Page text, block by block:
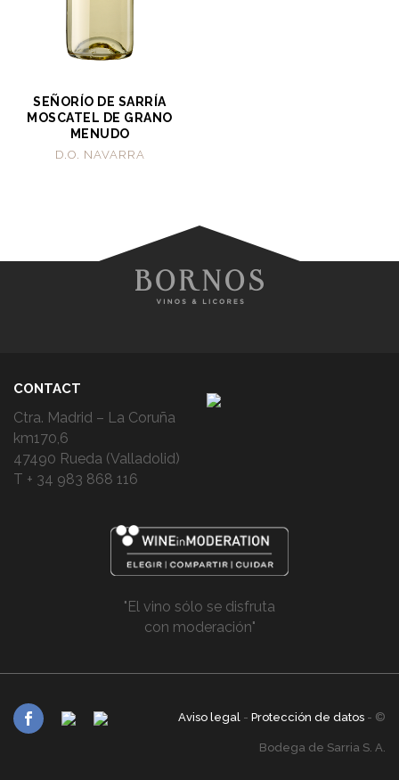
SEÑORÍO DE SARRÍA
MOSCATEL DE GRANO
MENUDO
D.O. NAVARRA
CONTACT
Ctra. Madrid – La Coruña
km170,6
47490 Rueda (Valladolid)
T + 34 983 868 116
"El vino sólo se disfruta
con moderación"
Aviso legal - Protección de datos - ©
Bodega de Sarria S. A.